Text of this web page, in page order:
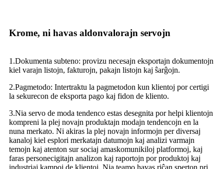
Krome, ni havas aldonvalorajn servojn
1.Dokumenta subteno: provizu necesajn eksportajn dokumentojn
kiel varajn listojn, fakturojn, pakajn listojn kaj ŝarĝojn.
2.Pagmetodo: Intertraktu la pagmetodon kun klientoj por certigi
la sekurecon de eksporta pago kaj fidon de kliento.
3.Nia servo de moda tendenco estas desegnita por helpi klientojn
kompreni la plej novajn produktajn modajn tendencojn en la
nuna merkato. Ni akiras la plej novajn informojn per diversaj
kanaloj kiel esplori merkatajn datumojn kaj analizi varmajn
temojn kaj atenton sur sociaj amaskomunikiloj platformoj, kaj
faras personecigitajn analizon kaj raportojn por produktoj kaj
industriaj kampoj de klientoj. Nia teamo havas riĉan sperton pri